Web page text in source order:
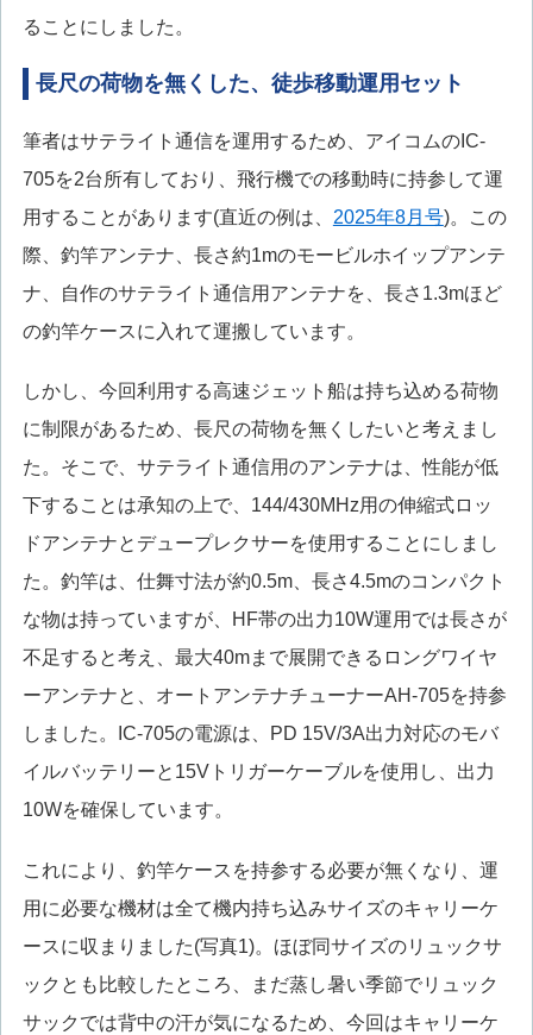
ることにしました。
長尺の荷物を無くした、徒歩移動運用セット
筆者はサテライト通信を運用するため、アイコムのIC-
705を2台所有しており、飛行機での移動時に持参して運
用することがあります(直近の例は、 2025年8月号)。この
際、釣竿アンテナ、長さ約1mのモービルホイップアンテ
ナ、自作のサテライト通信用アンテナを、長さ1.3mほど
の釣竿ケースに入れて運搬しています。
しかし、今回利用する高速ジェット船は持ち込める荷物
に制限があるため、長尺の荷物を無くしたいと考えまし
た。そこで、サテライト通信用のアンテナは、性能が低
下することは承知の上で、144/430MHz用の伸縮式ロッ
ドアンテナとデュープレクサーを使用することにしまし
た。釣竿は、仕舞寸法が約0.5m、長さ4.5mのコンパクト
な物は持っていますが、HF帯の出力10W運用では長さが
不足すると考え、最大40mまで展開できるロングワイヤ
ーアンテナと、オートアンテナチューナーAH-705を持参
しました。IC-705の電源は、PD 15V/3A出力対応のモバ
イルバッテリーと15Vトリガーケーブルを使用し、出力
10Wを確保しています。
これにより、釣竿ケースを持参する必要が無くなり、運
用に必要な機材は全て機内持ち込みサイズのキャリーケ
ースに収まりました(写真1)。ほぼ同サイズのリュックサ
ックとも比較したところ、まだ蒸し暑い季節でリュック
サックでは背中の汗が気になるため、今回はキャリーケ